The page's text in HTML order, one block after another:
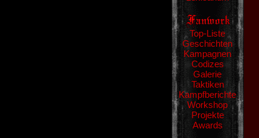
Top-Liste
Geschichten
Kampagnen
Codizes
Galerie
Taktiken
Kampfberichte
Workshop
Projekte
Awards